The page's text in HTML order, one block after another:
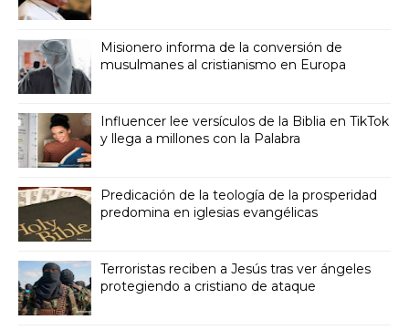
Misionero informa de la conversión de
musulmanes al cristianismo en Europa
Influencer lee versículos de la Biblia en TikTok
y llega a millones con la Palabra
Predicación de la teología de la prosperidad
predomina en iglesias evangélicas
Terroristas reciben a Jesús tras ver ángeles
protegiendo a cristiano de ataque